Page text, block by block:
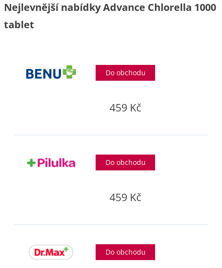
Nejlevnější nabídky Advance Chlorella 1000
tablet
Do obchodu
459 Kč
Do obchodu
459 Kč
Do obchodu